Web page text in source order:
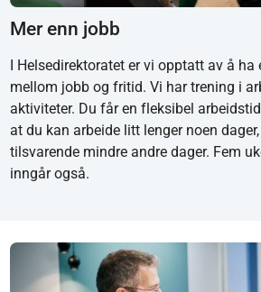
Mer enn jobb
I Helsedirektoratet er vi opptatt av å ha
mellom jobb og fritid. Vi har trening i
aktiviteter. Du får en fleksibel
at du kan arbeide litt lenger noen
tilsvarende mindre andre dager. Fem
inngår også.